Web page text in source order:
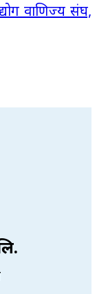
वाणिज्य संघ,